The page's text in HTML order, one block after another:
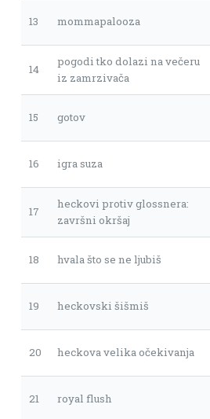
13 mommapalooza
14
pogodi tko dolazi na večeru
iz zamrzivača
15 gotov
16 igra suza
17
heckovi protiv glossnera:
završni okršaj
18 hvala što se ne ljubiš
19 heckovski šišmiš
20 heckova velika očekivanja
21 royal flush